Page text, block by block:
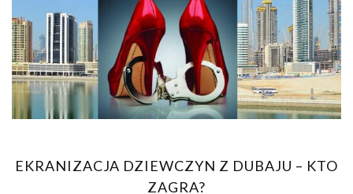
EKRANIZACJA DZIEWCZYN Z DUBAJU – KTO
ZAGRA?